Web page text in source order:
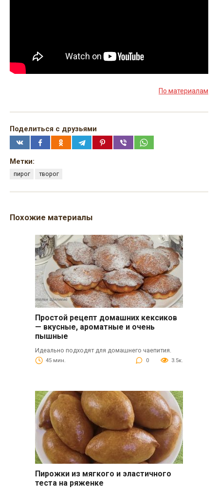
По материалам
Поделиться с друзьями
Метки:
пирог творог
Похожие материалы
Простой рецепт домашних кексиков
— вкусные, ароматные и очень
пышные
Идеально подходят для домашнего чаепития.
45 мин. 0 3.5к.
Пирожки из мягкого и эластичного
теста на ряженке